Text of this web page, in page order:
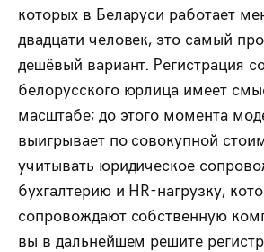
которых в Беларуси работает
двадцати человек, это самый
дешёвый вариант. Регистрация
белорусского юрлица имеет
масштабе; до этого момента
выигрывает по совокупной
учитывать юридическое
бухгалтерию и HR-нагрузку,
сопровождают собственную
вы в дальнейшем решите